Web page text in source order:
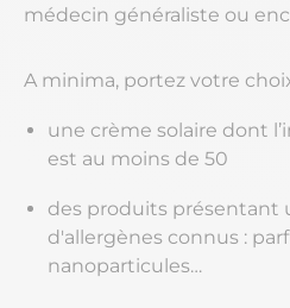
médecin généraliste ou
A minima, portez votre
une crème solaire dont
est au moins de 50
des produits présentant
d'allergènes connus :
nanoparticules…